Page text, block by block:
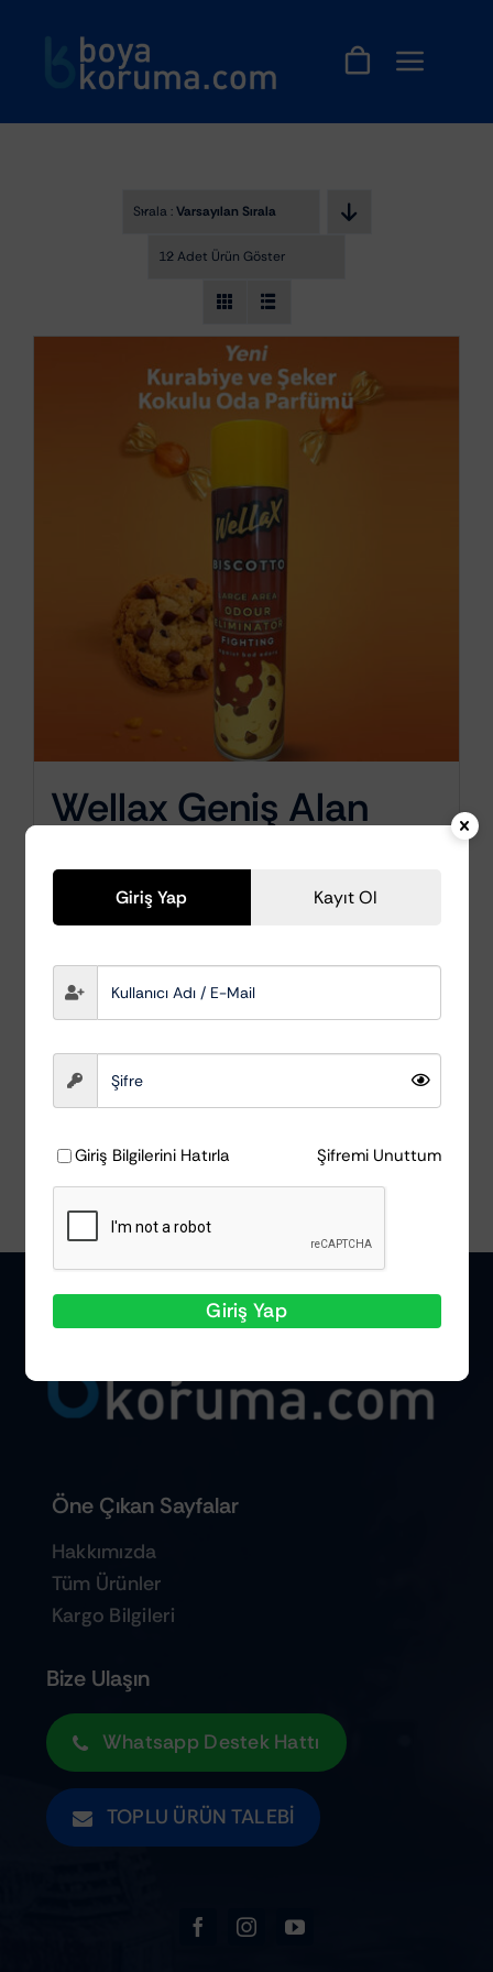
Sırala :Varsayılan Sıralama
12 Adet Ürün Göster
Wellax Geniş Alan
Bisküvi Aromalı
AutoDetox
Sepete Ekle Ayrıntılar
Öne Çıkan Sayfalar
Hakkımızda
Tüm Ürünler
Kargo Bilgileri
Bize Ulaşın
Whatsapp Destek Hattı
TOPLU ÜRÜN TALEBI
Giriş Yap Kayıt Ol
Giriş Bilgilerini Hatırla Şifremi Unuttum
Giriş Yap